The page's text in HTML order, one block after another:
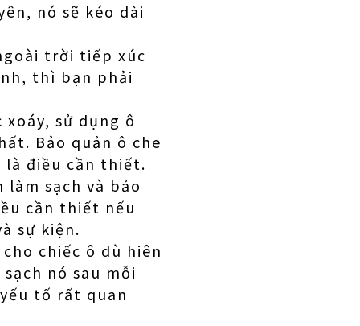
nó sẽ kéo dài
trời tiếp xúc
thì bạn phải
sử dụng ô
Bảo quản ô che
là điều cần thiết.
sạch và bảo
cần thiết nếu
sự kiện.
chiếc ô dù hiên
nó sau mỗi
tố rất quan